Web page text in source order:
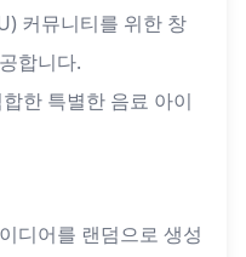
커뮤니티를 위한 창
합니다.
한 특별한 음료 아이
디어를 랜덤으로 생성